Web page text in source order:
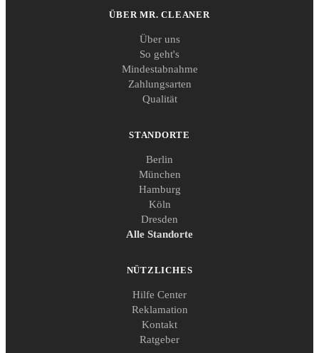
ÜBER MR. CLEANER
Über uns
So geht's
Mindestabnahme
Zahlungsarten
Qualität
STANDORTE
Berlin
München
Hamburg
Köln
Dresden
Alle Standorte
NÜTZLICHES
Hilfe Center
Reklamation
Kontakt
Ratgeber